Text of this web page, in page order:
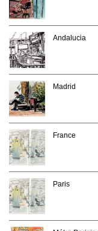
Andalucia
Madrid
France
Paris